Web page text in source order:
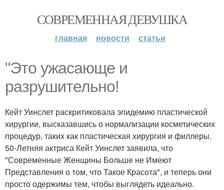
СОВРЕМЕННАЯ ДЕВУШКА
главная новости статьи
"Это ужасающе и
разрушительно!
Кейт Уинслет раскритиковала эпидемию пластической
хирургии, высказавшись о нормализации косметических
процедур, таких как пластическая хирургия и филлеры.
50-Летняя актриса Кейт Уинслет заявила, что
"Современные Женщины Больше не Имеют
Представления о том, что Такое Красота", и теперь они
просто одержимы тем, чтобы выглядеть идеально.